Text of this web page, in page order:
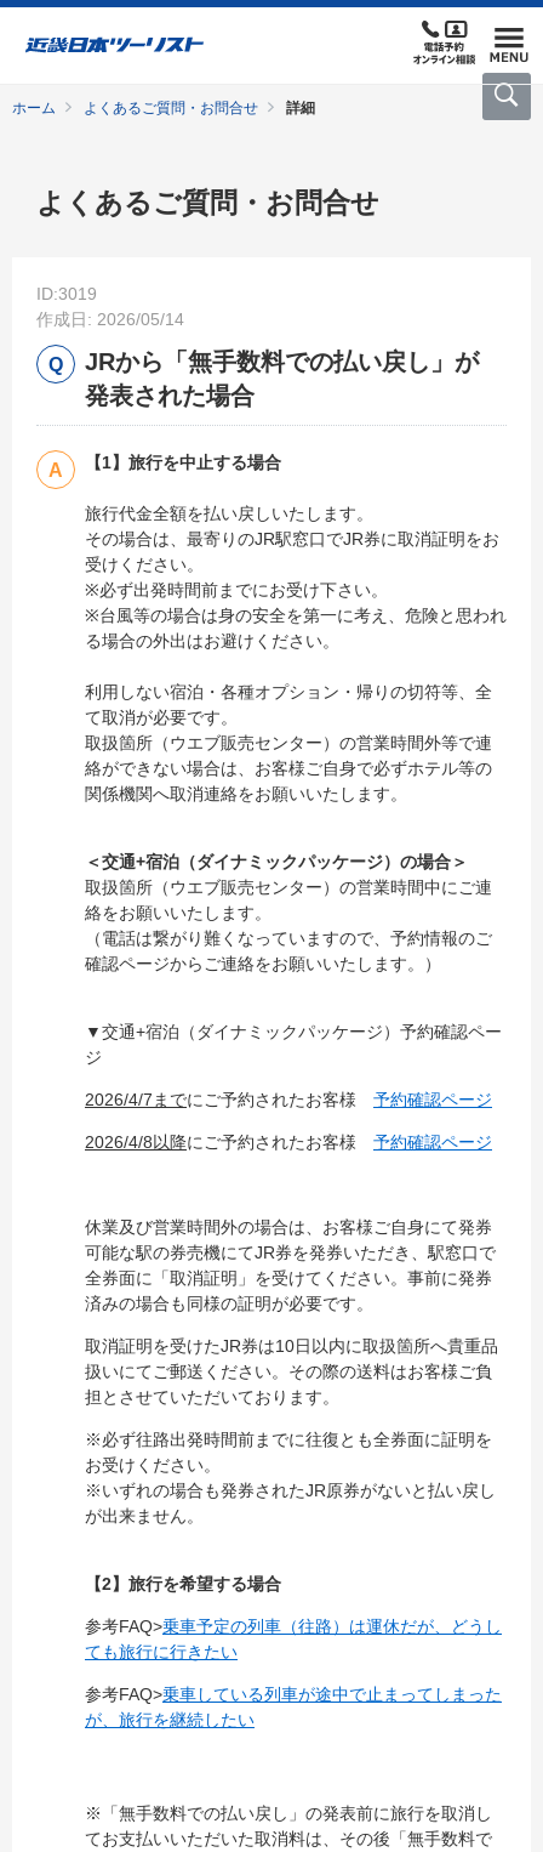
ホーム よくあるご質問・お問合せ 詳細
よくあるご質問・お問合せ
ID:3019
作成日: 2026/05/14
JRから「無手数料での払い戻し」が
発表された場合
【1】旅行を中止する場合
旅行代金全額を払い戻しいたします。
その場合は、最寄りのJR駅窓口でJR券に取消証明をお
受けください。
※必ず出発時間前までにお受け下さい。
※台風等の場合は身の安全を第一に考え、危険と思われ
る場合の外出はお避けください。
利用しない宿泊・各種オプション・帰りの切符等、全
て取消が必要です。
取扱箇所（ウエブ販売センター）の営業時間外等で連
絡ができない場合は、お客様ご自身で必ずホテル等の
関係機関へ取消連絡をお願いいたします。
＜交通+宿泊（ダイナミックパッケージ）の場合＞
取扱箇所（ウエブ販売センター）の営業時間中にご連
絡をお願いいたします。
（電話は繋がり難くなっていますので、予約情報のご
確認ページからご連絡をお願いいたします。）
▼交通+宿泊（ダイナミックパッケージ）予約確認ペー
ジ
2026/4/7までにご予約されたお客様 予約確認ページ
2026/4/8以降にご予約されたお客様 予約確認ページ
休業及び営業時間外の場合は、お客様ご自身にて発券
可能な駅の券売機にてJR券を発券いただき、駅窓口で
全券面に「取消証明」を受けてください。事前に発券
済みの場合も同様の証明が必要です。
取消証明を受けたJR券は10日以内に取扱箇所へ貴重品
扱いにてご郵送ください。その際の送料はお客様ご負
担とさせていただいております。
※必ず往路出発時間前までに往復とも全券面に証明を
お受けください。
※いずれの場合も発券されたJR原券がないと払い戻し
が出来ません。
【2】旅行を希望する場合
参考FAQ>乗車予定の列車（往路）は運休だが、どうし
ても旅行に行きたい
参考FAQ>乗車している列車が途中で止まってしまった
が、旅行を継続したい
※「無手数料での払い戻し」の発表前に旅行を取消し
てお支払いいただいた取消料は、その後「無手数料で